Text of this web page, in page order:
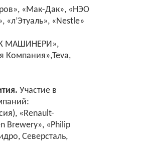
«Мак-Дак», «НЭО
«Nestle»
МАШИНЕРИ»,
Компания»,Teva,
Участие в
«Renault-
Brewery», «Philip
Северсталь,